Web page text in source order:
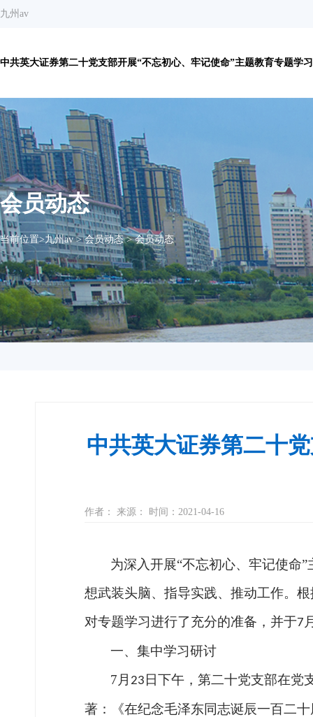
九州av
中共英大证券第二十党支部开展“不忘初心、牢记使命”主题教育专题学
会员动态
当前位置>九州av>会员动态>会员动态
中共英大证券第二十
作者： 来源： 时间：2021-04-16
为深入开展“不忘初心、牢记使命
想武装头脑、指导实践、推动工作。
对专题学习进行了充分的准备，并于7
一、集中学习研讨
7 月 23 日下午，第二十党支部在党
著：《在纪念毛泽东同志诞辰一百二